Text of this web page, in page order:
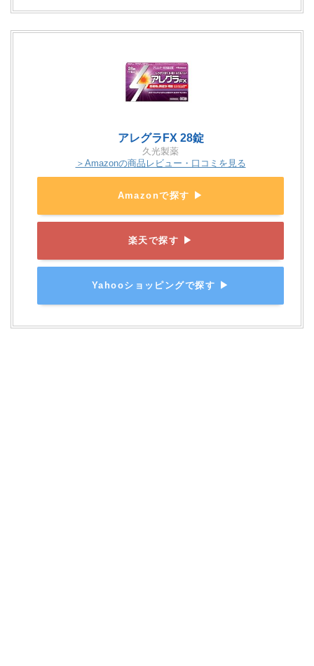
アレグラFX 28錠
久光製薬
＞Amazonの商品レビュー・口コミを見る
Amazonで探す ▶
楽天で探す ▶
Yahooショッピングで探す ▶